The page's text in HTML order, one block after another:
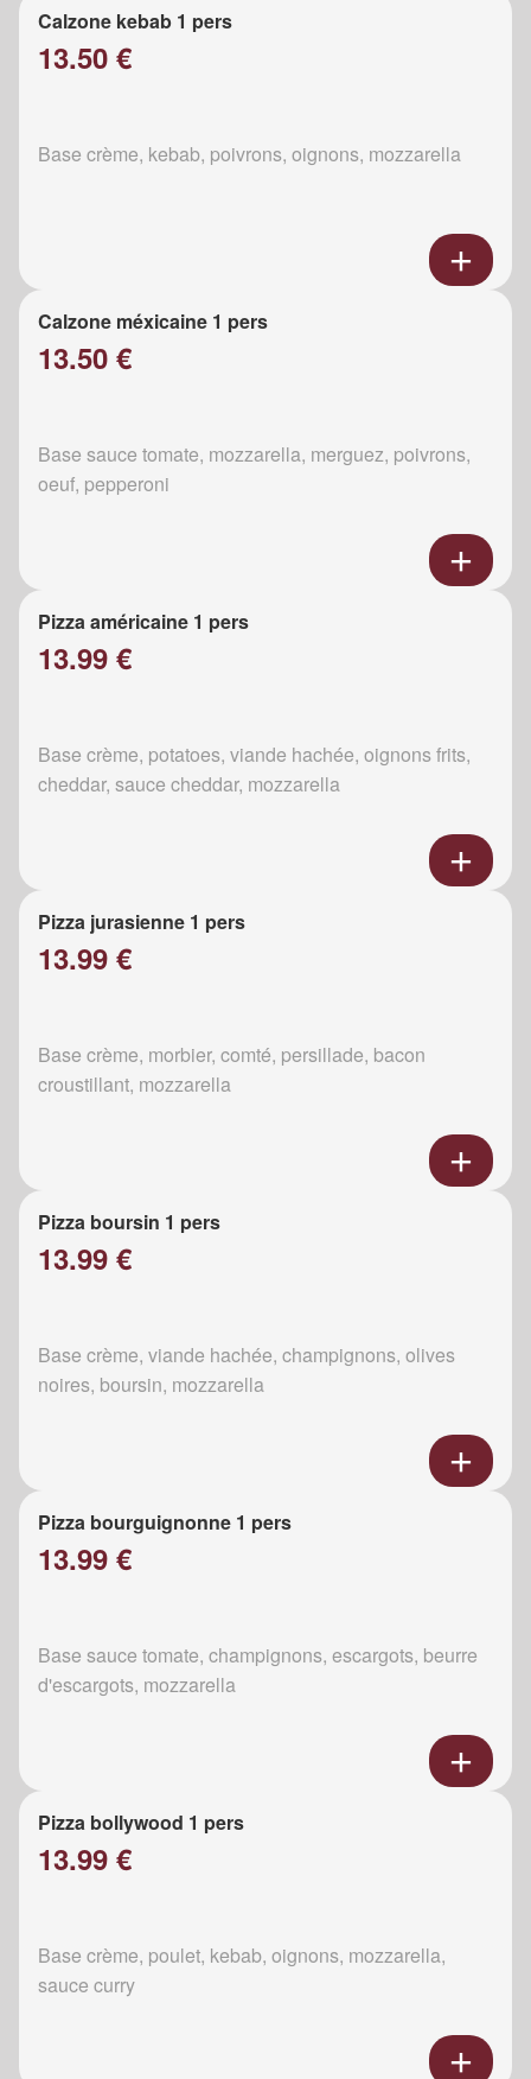
Calzone kebab 1 pers
13.50 €
Base crème, kebab, poivrons, oignons, mozzarella
Calzone méxicaine 1 pers
13.50 €
Base sauce tomate, mozzarella, merguez, poivrons,
oeuf, pepperoni
Pizza américaine 1 pers
13.99 €
Base crème, potatoes, viande hachée, oignons frits,
cheddar, sauce cheddar, mozzarella
Pizza jurasienne 1 pers
13.99 €
Base crème, morbier, comté, persillade, bacon
croustillant, mozzarella
Pizza boursin 1 pers
13.99 €
Base crème, viande hachée, champignons, olives
noires, boursin, mozzarella
Pizza bourguignonne 1 pers
13.99 €
Base sauce tomate, champignons, escargots, beurre
d'escargots, mozzarella
Pizza bollywood 1 pers
13.99 €
Base crème, poulet, kebab, oignons, mozzarella,
sauce curry